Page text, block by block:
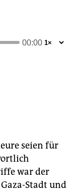
seien für
war der
Stadt und